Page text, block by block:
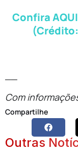
Confira
Com
Compartilhe
Outras